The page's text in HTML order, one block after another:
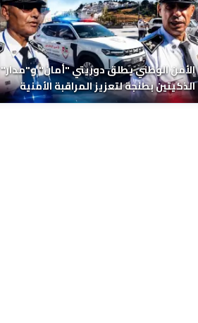
الأمن الوطني يطلق دوريتي "أمان" و"مدار"
الذكيتين بطنجة لتعزيز المراقبة الأمنية